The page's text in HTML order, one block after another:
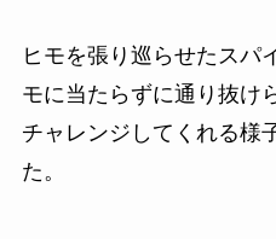
ヒモを張り巡らせたスパ
モに当たらずに通り抜け
チャレンジしてくれる様
た。